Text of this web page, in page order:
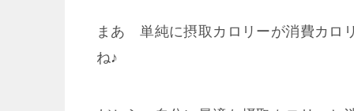
まあ 単純に摂取カロリーが消費カロ
ね♪